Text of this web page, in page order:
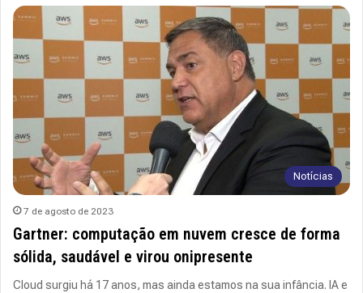
Notícias
7 de agosto de 2023
Gartner: computação em nuvem cresce de forma
sólida, saudável e virou onipresente
Cloud surgiu há 17 anos, mas ainda estamos na sua infância. IA e